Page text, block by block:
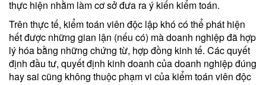
thực hiện nhằm làm cơ sở đưa ra ý kiến kiểm toán.
Trên thực tế, kiểm toán viên độc lập khó có thể phát hiện
hết được những gian lận (nếu có) mà doanh nghiệp đã hợp
lý hóa bằng những chứng từ, hợp đồng kinh tế. Các quyết
định đầu tư, quyết định kinh doanh của doanh nghiệp đúng
hay sai cũng không thuộc phạm vi của kiểm toán viên độc